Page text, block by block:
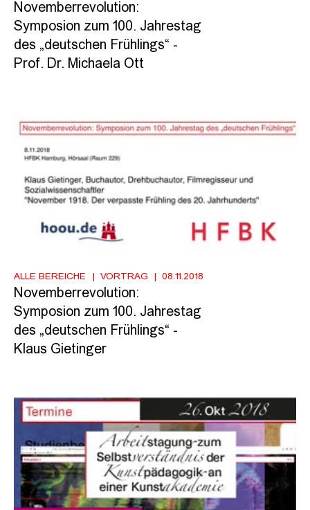
Novemberrevolution:
Symposion zum 100. Jahrestag
des „deutschen Frühlings“ -
Prof. Dr. Michaela Ott
ALLE BEREICHE VORTRAG 08.11.2018
Novemberrevolution:
Symposion zum 100. Jahrestag
des „deutschen Frühlings“ -
Klaus Gietinger